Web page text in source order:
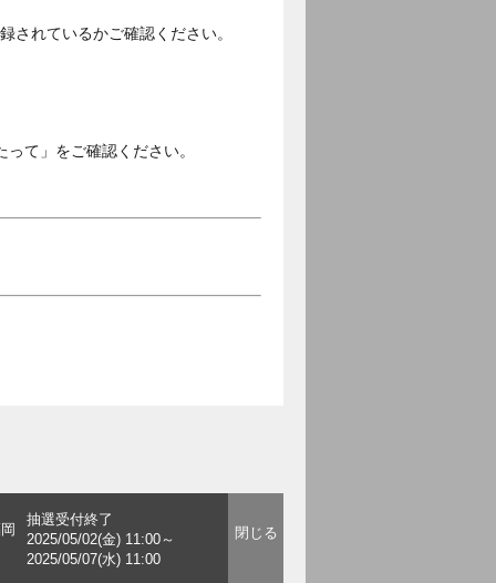
されているかご確認ください。
て」をご確認ください。
抽選受付終了
2025/05/02(金) 11:00～
2025/05/07(水) 11:00